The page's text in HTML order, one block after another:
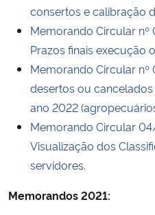
consertos e calibração
Memorando Circular
Prazos finais execução
Memorando Circular nº
desertos ou
ano 2022
Memorando Circular
Visualização dos
servidores.
Memorandos 2021: